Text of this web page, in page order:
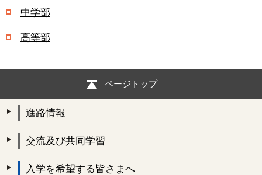
中学部
高等部
ページトップ
進路情報
交流及び共同学習
入学を希望する皆さまへ